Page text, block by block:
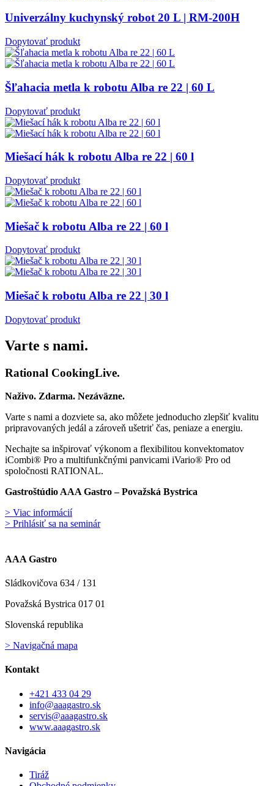
Univerzálny kuchynský robot 20 L | RM-200H
Dopytovať produkt
Šľahacia metla k robotu Alba re 22 | 60 L
Dopytovať produkt
Miešací hák k robotu Alba re 22 | 60 l
Dopytovať produkt
Miešač k robotu Alba re 22 | 60 l
Dopytovať produkt
Miešač k robotu Alba re 22 | 30 l
Dopytovať produkt
Varte s nami.
Rational CookingLive​.
Naživo. Zdarma. Nezáväzne.
Varte s nami a dozviete sa, ako môžete jednoducho zlepšiť kvalitu
pripravovaných jedál a zároveň ušetriť čas, peniaze a energiu.
Nechajte sa inšpirovať výkonom a flexibilitou konvektomatov
iCombi® Pro a multifunkčnými panvicami iVario® Pro od
spoločnosti RATIONAL.
Gastroštúdio AAA Gastro – Považská Bystrica
> Viac informácií
> Prihlásiť sa na seminár
AAA Gastro
Sládkovičova 634 / 131
Považská Bystrica 017 01
Slovenská republika
> Navigačná mapa
Kontakt
+421 433 04 29
info@aaagastro.sk
servis@aaagastro.sk
www.aaagastro.sk
Navigácia
Tiráž